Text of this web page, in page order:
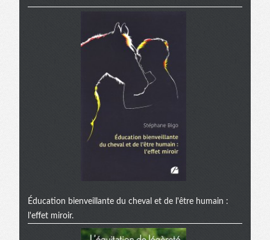
Éducation bienveillante du cheval et de l'être humain :
l'effet miroir.